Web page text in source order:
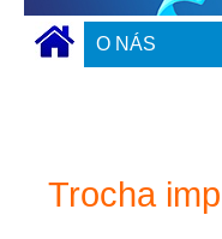
O NÁS
Trocha